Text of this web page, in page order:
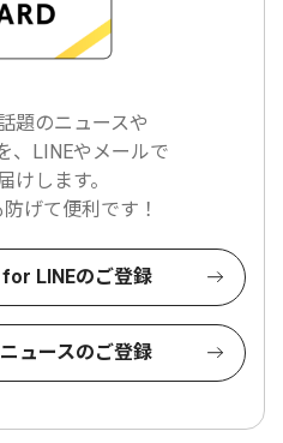
題のニュースや
、LINEやメールで
けします。
げて便利です！
LINEのご登録
ュースのご登録